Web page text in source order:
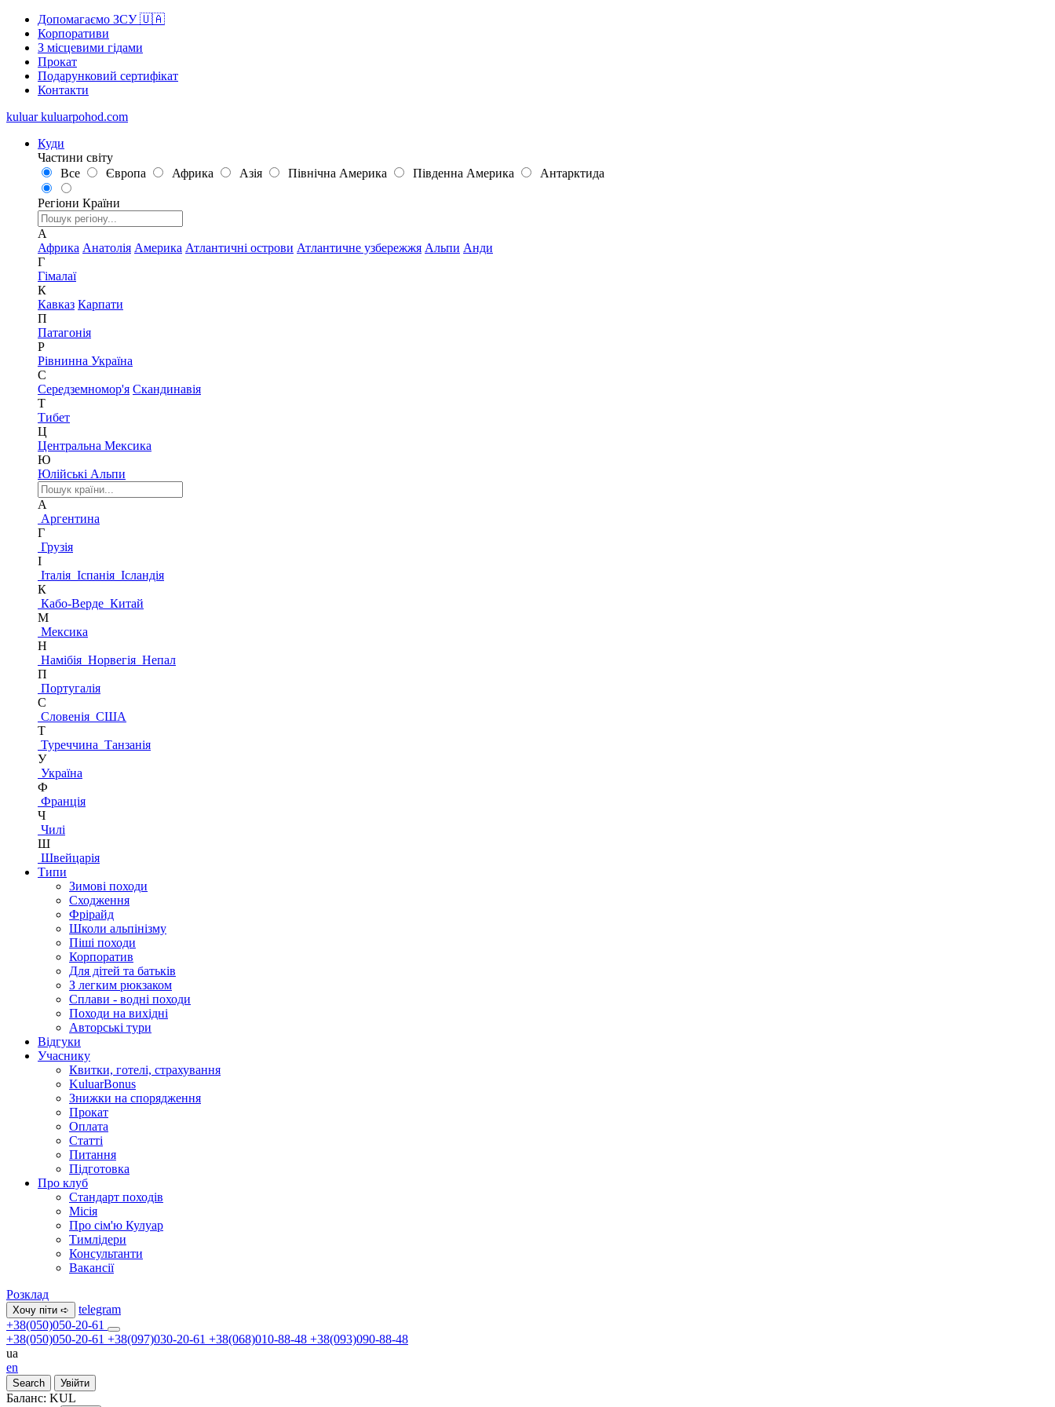
Допомагаємо ЗСУ 🇺🇦
Корпоративи
З місцевими гідами
Прокат
Подарунковий сертифікат
Контакти
kuluar kuluarpohod.com
Куди
Частини світу
Все
Європа Африка Азія Північна Америка Південна Америка Антарктида
Регіони Країни
А
Африка Анатолія Америка Атлантичні острови Атлантичне узбережжя Альпи Анди
Г
Гімалаї
К
Кавказ Карпати
П
Патагонія
Р
Рівнинна Україна
С
Середземномор'я Скандинавія
Т
Тибет
Ц
Центральна Мексика
Ю
Юлійські Альпи
А
Аргентина
Г
Грузія
І
Італія Іспанія Ісландія
К
Кабо-Верде Китай
М
Мексика
Н
Намібія Норвегія Непал
П
Португалія
С
Словенія США
Т
Туреччина Танзанія
У
Україна
Ф
Франція
Ч
Чилі
Ш
Швейцарія
Типи
Зимові походи
Сходження
Фрірайд
Школи альпінізму
Піші походи
Корпоратив
Для дітей та батьків
З легким рюкзаком
Сплави - водні походи
Походи на вихідні
Авторські тури
Відгуки
Учаснику
Квитки, готелі, страхування
KuluarBonus
Знижки на спорядження
Прокат
Оплата
Статті
Питання
Підготовка
Про клуб
Стандарт походів
Місія
Про сім'ю Кулуар
Тимлідери
Консультанти
Вакансії
Розклад
Хочу піти ➪
telegram
+38(050)050-20-61
+38(050)050-20-61 +38(097)030-20-61 +38(068)010-88-48 +38(093)090-88-48
ua
en
Search Увійти
Баланс: KUL